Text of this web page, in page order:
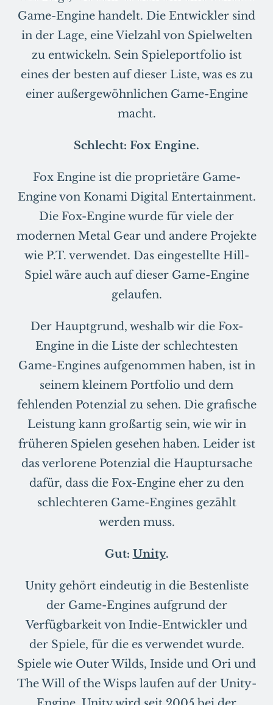
Game-Engine handelt. Die Entwickler sind
in der Lage, eine Vielzahl von Spielwelten
zu entwickeln. Sein Spieleportfolio ist
eines der besten auf dieser Liste, was es zu
einer außergewöhnlichen Game-Engine
macht.
Schlecht: Fox Engine.
Fox Engine ist die proprietäre Game-
Engine von Konami Digital Entertainment.
Die Fox-Engine wurde für viele der
modernen Metal Gear und andere Projekte
wie P.T. verwendet. Das eingestellte Hill-
Spiel wäre auch auf dieser Game-Engine
gelaufen.
Der Hauptgrund, weshalb wir die Fox-
Engine in die Liste der schlechtesten
Game-Engines aufgenommen haben, ist in
seinem kleinem Portfolio und dem
fehlenden Potenzial zu sehen. Die grafische
Leistung kann großartig sein, wie wir in
früheren Spielen gesehen haben. Leider ist
das verlorene Potenzial die Hauptursache
dafür, dass die Fox-Engine eher zu den
schlechteren Game-Engines gezählt
werden muss.
Gut: Unity.
Unity gehört eindeutig in die Bestenliste
der Game-Engines aufgrund der
Verfügbarkeit von Indie-Entwickler und
der Spiele, für die es verwendet wurde.
Spiele wie Outer Wilds, Inside und Ori und
The Will of the Wisps laufen auf der Unity-